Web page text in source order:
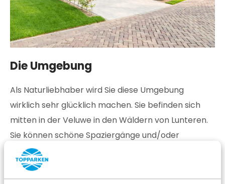
Die Umgebung
Als Naturliebhaber wird Sie diese Umgebung
wirklich sehr glücklich machen. Sie befinden sich
mitten in der Veluwe in den Wäldern von Lunteren.
Sie können schöne Spaziergänge und/oder
Radtouren machen und Sie sind in der Nähe des
Nationalparks De Hoge Veluwe
Müller-Museumund dem Museonder. Wir haben